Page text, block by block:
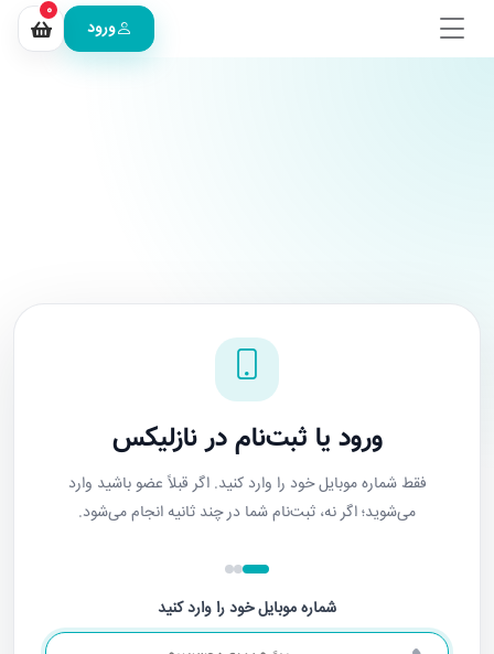
ورود
0
ورود یا ثبت‌نام در نازلیکس
فقط شماره موبایل خود را وارد کنید. اگر قبلاً عضو باشید وارد
می‌شوید؛ اگر نه، ثبت‌نام شما در چند ثانیه انجام می‌شود.
شماره موبایل خود را وارد کنید